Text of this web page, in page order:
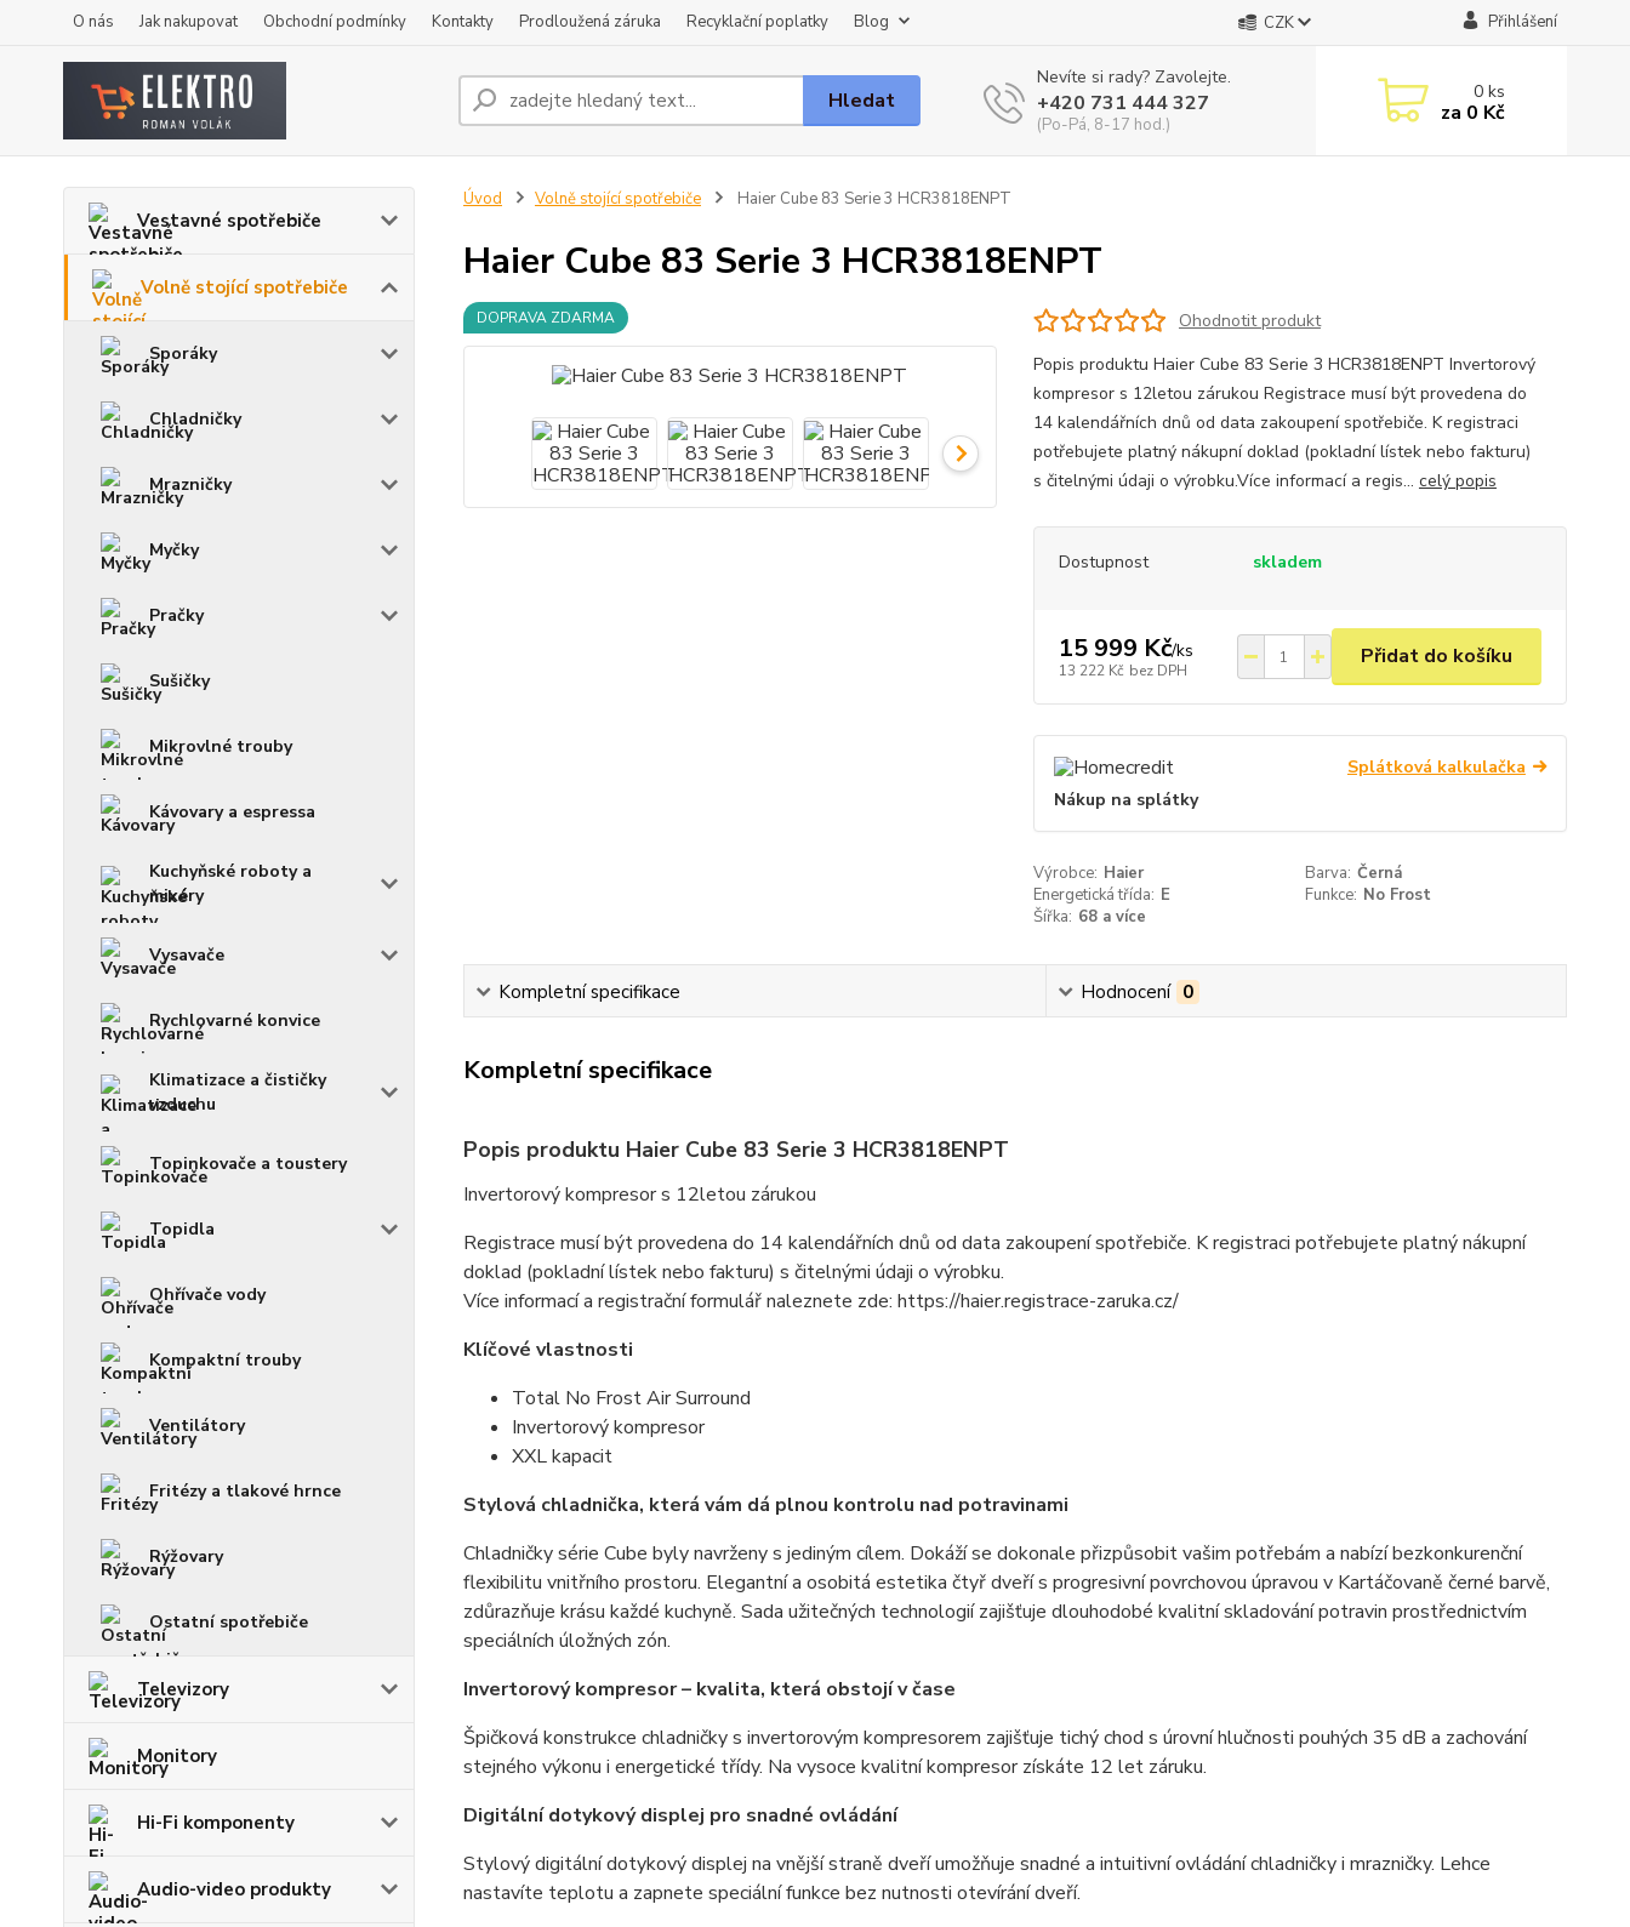
O nás Jak nakupovat Obchodní podmínky Kontakty Prodloužená záruka Recyklační poplatky Blog CZK Přihlášení
Hledat
Nevíte si rady? Zavolejte.
+420 731 444 327
(Po-Pá, 8-17 hod.)
0ks
za 0 Kč
Vestavné spotřebiče
Volně stojící spotřebiče
Sporáky
Chladničky
Mrazničky
Myčky
Pračky
Sušičky
Mikrovlné trouby
Kávovary a espressa
Kuchyňské roboty a
mixéry
Vysavače
Rychlovarné konvice
Klimatizace a čističky
vzduchu
Topinkovače a toustery
Topidla
Ohřívače vody
Kompaktní trouby
Ventilátory
Fritézy a tlakové hrnce
Rýžovary
Ostatní spotřebiče
Televizory
Monitory
Hi-Fi komponenty
Audio-video produkty
Úvod Volně stojící spotřebiče Haier Cube 83 Serie 3 HCR3818ENPT
Haier Cube 83 Serie 3 HCR3818ENPT
DOPRAVA ZDARMA
Ohodnotit produkt
Popis produktu Haier Cube 83 Serie 3 HCR3818ENPT Invertorový
kompresor s 12letou zárukou Registrace musí být provedena do
14 kalendářních dnů od data zakoupení spotřebiče. K registraci
potřebujete platný nákupní doklad (pokladní lístek nebo fakturu)
s čitelnými údaji o výrobku.Více informací a regis... celý popis
Dostupnost skladem
15 999 Kč/ks
13 222 Kč bez DPH
Přidat do košíku
Splátková kalkulačka
Nákup na splátky
Výrobce: Haier Barva: Černá
Energetická třída: E Funkce: No Frost
Šířka: 68 a více
Kompletní specifikace Hodnocení 0
Kompletní specifikace
Popis produktu Haier Cube 83 Serie 3 HCR3818ENPT
Invertorový kompresor s 12letou zárukou
Registrace musí být provedena do 14 kalendářních dnů od data zakoupení spotřebiče. K registraci potřebujete platný nákupní
doklad (pokladní lístek nebo fakturu) s čitelnými údaji o výrobku.
Více informací a registrační formulář naleznete zde: https://haier.registrace-zaruka.cz/
Klíčové vlastnosti
Total No Frost Air Surround
Invertorový kompresor
XXL kapacit
Stylová chladnička, která vám dá plnou kontrolu nad potravinami
Chladničky série Cube byly navrženy s jediným cílem. Dokáží se dokonale přizpůsobit vašim potřebám a nabízí bezkonkurenční
flexibilitu vnitřního prostoru. Elegantní a osobitá estetika čtyř dveří s progresivní povrchovou úpravou v Kartáčovaně černé barvě,
zdůrazňuje krásu každé kuchyně. Sada užitečných technologií zajišťuje dlouhodobé kvalitní skladování potravin prostřednictvím
speciálních úložných zón.
Invertorový kompresor – kvalita, která obstojí v čase
Špičková konstrukce chladničky s invertorovým kompresorem zajišťuje tichý chod s úrovní hlučnosti pouhých 35 dB a zachování
stejného výkonu i energetické třídy. Na vysoce kvalitní kompresor získáte 12 let záruku.
Digitální dotykový displej pro snadné ovládání
Stylový digitální dotykový displej na vnější straně dveří umožňuje snadné a intuitivní ovládání chladničky i mrazničky. Lehce
nastavíte teplotu a zapnete speciální funkce bez nutnosti otevírání dveří.